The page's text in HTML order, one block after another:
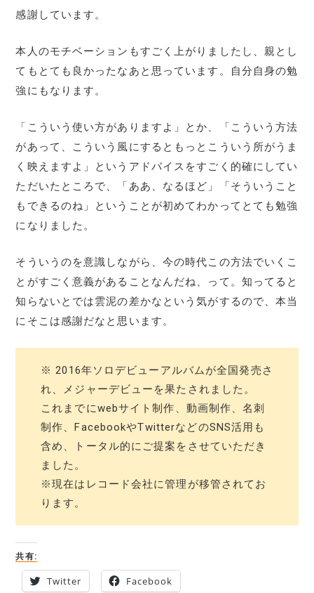
感謝しています。
本人のモチベーションもすごく上がりましたし、親とし
てもとても良かったなあと思っています。自分自身の勉
強にもなります。
「こういう使い方がありますよ」とか、「こういう方法
があって、こういう風にするともっとこういう所がうま
く映えますよ」というアドバイスをすごく的確にしてい
ただいたところで、「ああ、なるほど」「そういうこと
もできるのね」ということが初めてわかってとても勉強
になりました。
そういうのを意識しながら、今の時代この方法でいくこ
とがすごく意義があることなんだね、って。知ってると
知らないとでは雲泥の差かなという気がするので、本当
にそこは感謝だなと思います。
※ 2016年ソロデビューアルバムが全国発売さ
れ、メジャーデビューを果たされました。
これまでにwebサイト制作、動画制作、名刺
制作、FacebookやTwitterなどのSNS活用も
含め、トータル的にご提案をさせていただき
ました。
※現在はレコード会社に管理が移管されてお
ります。
共有:
Twitter Facebook